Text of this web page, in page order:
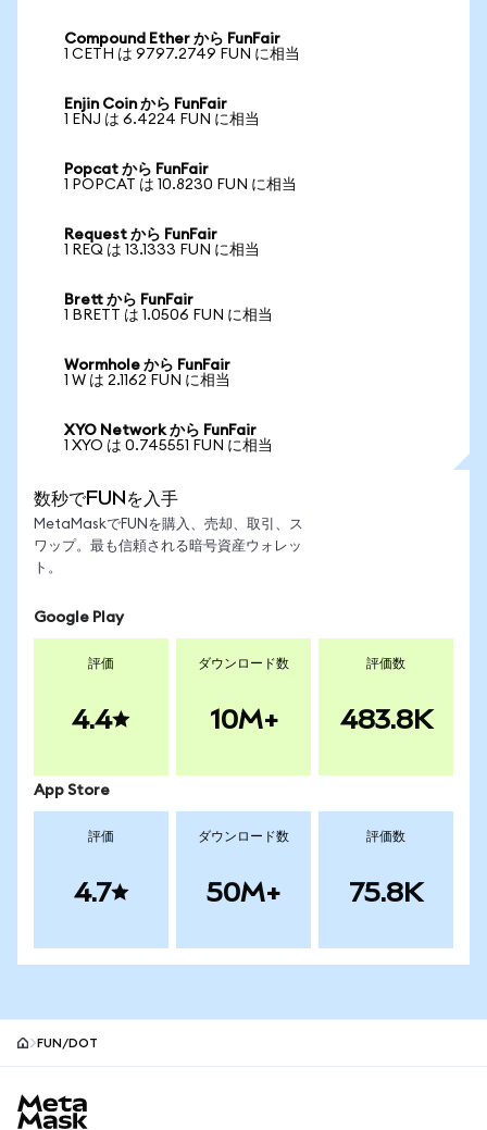
Compound Ether から FunFair
1 CETH は 9797.2749 FUN に相当
Enjin Coin から FunFair
1 ENJ は 6.4224 FUN に相当
Popcat から FunFair
1 POPCAT は 10.8230 FUN に相当
Request から FunFair
1 REQ は 13.1333 FUN に相当
Brett から FunFair
1 BRETT は 1.0506 FUN に相当
Wormhole から FunFair
1 W は 2.1162 FUN に相当
XYO Network から FunFair
1 XYO は 0.745551 FUN に相当
数秒でFUNを入手
MetaMaskでFUNを購入、売却、取引、ス
ワップ。最も信頼される暗号資産ウォレッ
ト。
Google Play
評価
4.4
ダウンロード数
10M+
評価数
483.8K
App Store
評価
4.7
ダウンロード数
50M+
評価数
75.8K
FUN/DOT